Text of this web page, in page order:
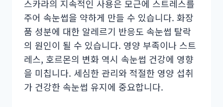
스카라의 지속적인 사용은 모근에 스트레스를
주어 속눈썹을 약하게 만들 수 있습니다. 화장
품 성분에 대한 알레르기 반응도 속눈썹 탈락
의 원인이 될 수 있습니다. 영양 부족이나 스트
레스, 호르몬의 변화 역시 속눈썹 건강에 영향
을 미칩니다. 세심한 관리와 적절한 영양 섭취
가 건강한 속눈썹 유지에 중요합니다.